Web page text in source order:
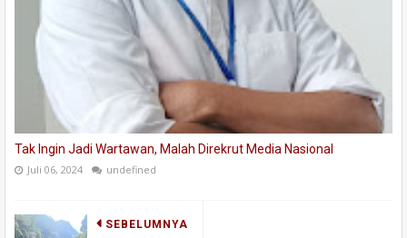
Tak Ingin Jadi Wartawan, Malah Direkrut Media Nasional
Juli 06, 2024 undefined
SEBELUMNYA